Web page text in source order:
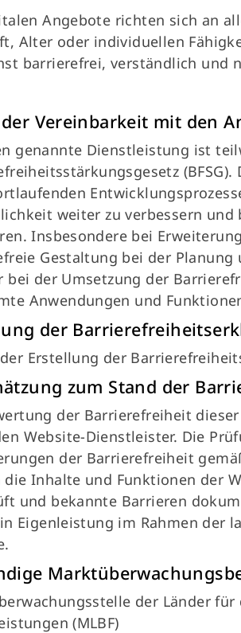
Angebote richten sich an
Alter oder individuellen
barrierefrei, verständlich und
Vereinbarkeit mit den
genannte Dienstleistung ist
weiter zu verbessern
Insbesondere bei
Gestaltung bei der
bei der Umsetzung der
Anwendungen und
der
Erstellung der
zum Stand der
der Barrierefreiheit
Website-Dienstleister. Die
der Barrierefreiheit
die Inhalte und Funktionen der
und bekannte Barrieren
Eigenleistung im Rahmen der
der Länder
(MLBF)